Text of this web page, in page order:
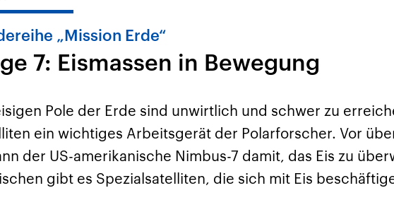
2026
SPD
USA
Wirtschaftlich und
Vereinigten Staaten zu
den mächtigsten
Ländern der Erde, mit
aktuelle Weltgeschehen.
Nahostkonflikt
palästinensischen
Hamas im Oktober 2023
auf Israel hat in der
Region wieder die
möchte die Hamas
zerstören. Diese wird wie
Iran
Aktuelle Lage und
Islamischen
Republik Iran – ist
Religionsführer
Osten. Eine
zu Israel und zu den
„Mission Erde“
7: Eismassen in Bewegung
Pole der Erde sind unwirtlich und schwer zu
ein wichtiges Arbeitsgerät der Polarforscher. Vor
der US-amerikanische Nimbus-7 damit, das Eis zu
gibt es Spezialsatelliten, die sich mit Eis